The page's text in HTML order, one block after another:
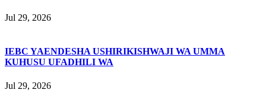
Jul 29, 2026
IEBC YAENDESHA USHIRIKISHWAJI WA UMMA
KUHUSU UFADHILI WA
Jul 29, 2026